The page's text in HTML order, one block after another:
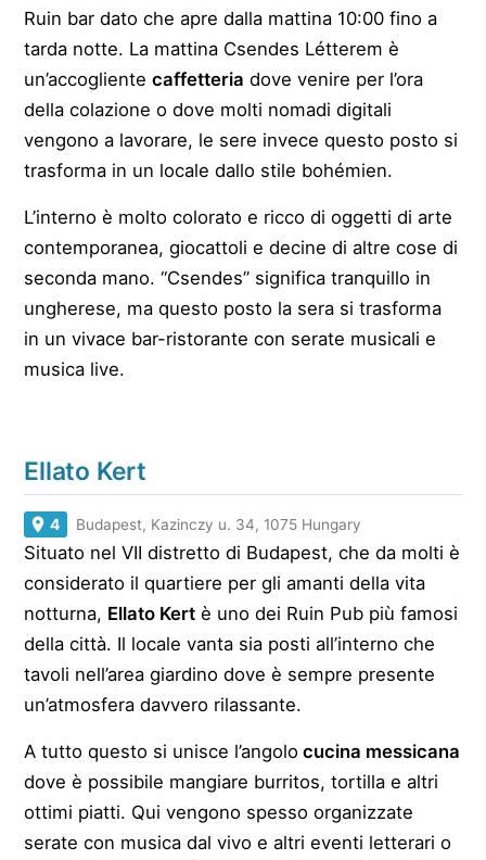
Ruin bar dato che apre dalla mattina 10:00 fino a
tarda notte. La mattina Csendes Létterem è
un’accoglientecaffetteria dove venire per l’ora
della colazione o dove molti nomadi digitali
vengono a lavorare, le sere invece questo posto si
trasforma in un locale dallo stile bohémien.
L’interno è molto colorato e ricco di oggetti di arte
contemporanea, giocattoli e decine di altre cose di
seconda mano. “Csendes” significa tranquillo in
ungherese, ma questo posto la sera si trasforma
in un vivace bar-ristorante con serate musicali e
musica live.
Ellato Kert
4 Budapest, Kazinczy u. 34, 1075 Hungary
Situato nel VII distretto di Budapest, che da molti è
considerato il quartiere per gli amanti della vita
notturna, Ellato Kert è uno dei Ruin Pub più famosi
della città. Il locale vanta sia posti all’interno che
tavoli nell’area giardino dove è sempre presente
un’atmosfera davvero rilassante.
A tutto questo si unisce l’angolo cucina messicana
dove è possibile mangiare burritos, tortilla e altri
ottimi piatti. Qui vengono spesso organizzate
serate con musica dal vivo e altri eventi letterari o